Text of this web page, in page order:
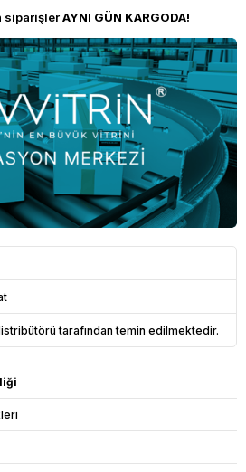
siparişlerAYNI GÜN KARGODA!
tarafından temin edilmektedir.